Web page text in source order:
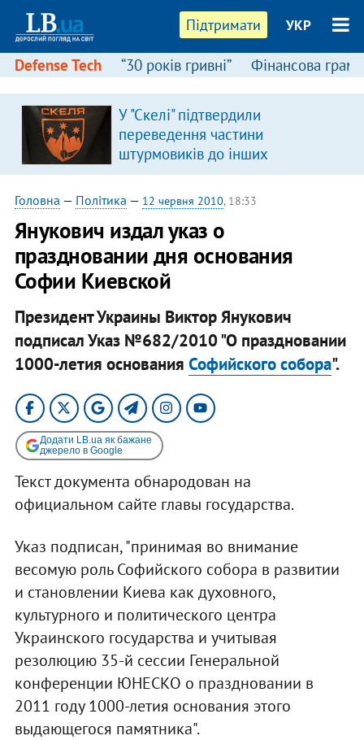
Підтримати УКР
Defense Tech “30 років гривні” Фінансова
У "Скелі" підтвердили
переведення частини
штурмовиків до інших
підрозділів
Головна — Політика — 12 червня 2010, 18:33
Янукович издал указ о
праздновании дня основания
Софии Киевской
Президент Украины Виктор Янукович
подписал Указ №682/2010 "О праздновании
1000-летия основания Софийского собора".
Додати LB.ua як бажане
джерело в Google
Текст документа обнародован на
официальном сайте главы государства.
Указ подписан, "принимая во внимание
весомую роль Софийского собора в развитии
и становлении Киева как духовного,
культурного и политического центра
Украинского государства и учитывая
резолюцию 35-й сессии Генеральной
конференции ЮНЕСКО о праздновании в
2011 году 1000-летия основания этого
выдающегося памятника".